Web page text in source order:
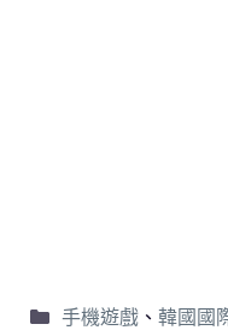
手機遊戲、 韓國國